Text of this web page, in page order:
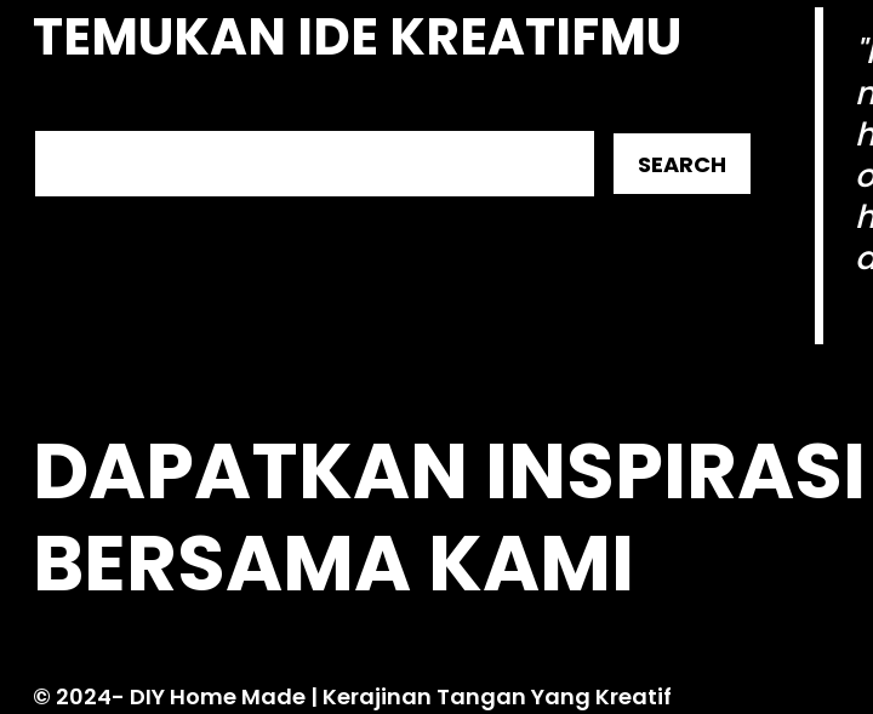
TEMUKAN IDE KREATIFMU
SEARCH
DAPATKAN
BERSAMA KAMI
© 2024- DIY Home Made| Kerajinan Tangan Yang Kreatif